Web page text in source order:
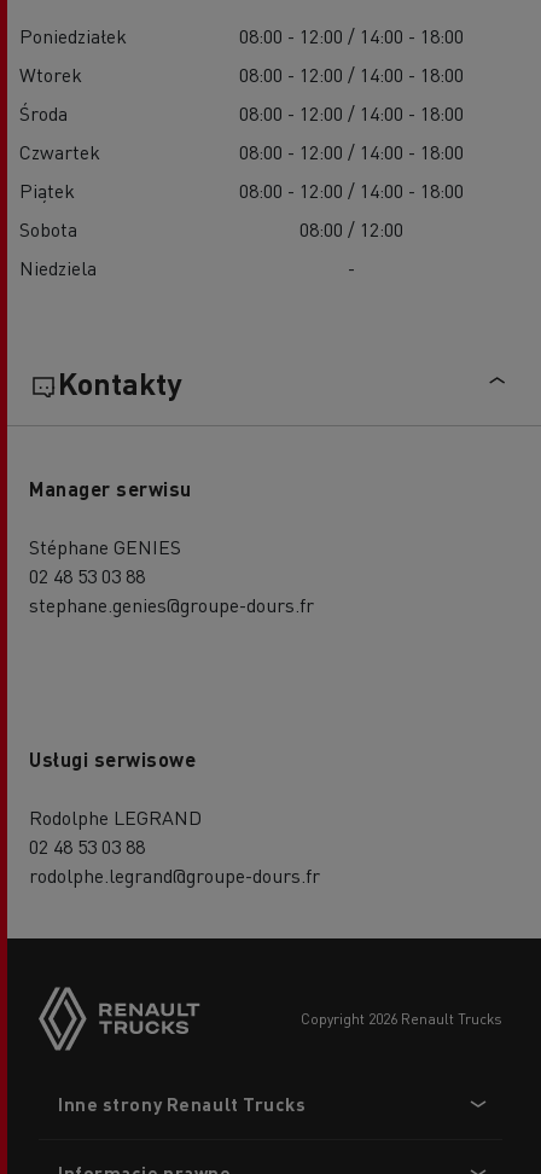
Poniedziałek
08:00 - 12:00 / 14:00 - 18:00
Wtorek
08:00 - 12:00 / 14:00 - 18:00
Środa
08:00 - 12:00 / 14:00 - 18:00
Czwartek
08:00 - 12:00 / 14:00 - 18:00
Piątek
08:00 - 12:00 / 14:00 - 18:00
Sobota
08:00 / 12:00
Niedziela
-
Kontakty
Manager serwisu
Stéphane GENIES
02 48 53 03 88
stephane.genies@groupe-dours.fr
Usługi serwisowe
Rodolphe LEGRAND
02 48 53 03 88
rodolphe.legrand@groupe-dours.fr
copyright 2026 Renault Trucks
menu
Inne strony Renault Trucks